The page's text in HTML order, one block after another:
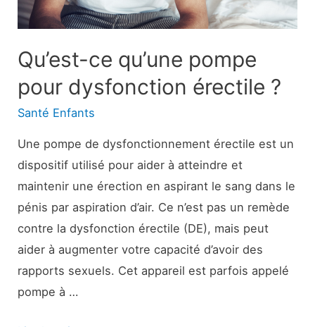
les
effets
secondaires
et
plus
encore
Qu’est-ce qu’une pompe
pour dysfonction érectile ?
Santé Enfants
Une pompe de dysfonctionnement érectile est un
dispositif utilisé pour aider à atteindre et
maintenir une érection en aspirant le sang dans le
pénis par aspiration d’air. Ce n’est pas un remède
contre la dysfonction érectile (DE), mais peut
aider à augmenter votre capacité d’avoir des
rapports sexuels. Cet appareil est parfois appelé
pompe à …